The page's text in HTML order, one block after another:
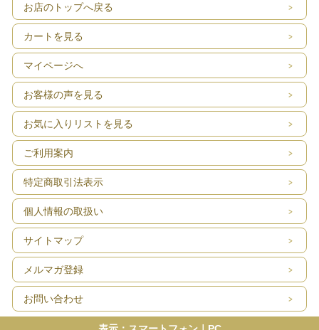
お店のトップへ戻る
カートを見る
マイページへ
お客様の声を見る
お気に入りリストを見る
ご利用案内
特定商取引法表示
個人情報の取扱い
サイトマップ
メルマガ登録
お問い合わせ